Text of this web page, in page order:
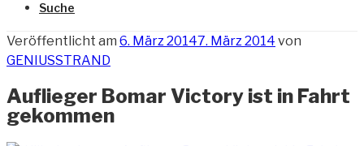
Suche
Veröffentlicht am 6. März 20147. März 2014 von
GENIUSSTRAND
Auflieger Bomar Victory ist in Fahrt
gekommen